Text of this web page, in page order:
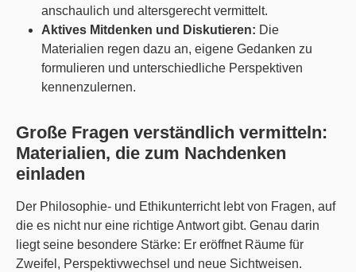
anschaulich und altersgerecht vermittelt.
Aktives Mitdenken und Diskutieren: Die
Materialien regen dazu an, eigene Gedanken zu
formulieren und unterschiedliche Perspektiven
kennenzulernen.
Große Fragen verständlich vermitteln:
Materialien, die zum Nachdenken
einladen
Der Philosophie- und Ethikunterricht lebt von Fragen, auf
die es nicht nur eine richtige Antwort gibt. Genau darin
liegt seine besondere Stärke: Er eröffnet Räume für
Zweifel, Perspektivwechsel und neue Sichtweisen.